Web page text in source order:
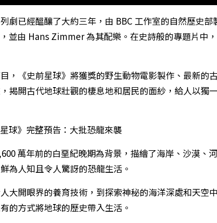
列劇已經醞釀了大約三年，由 BBC 工作室的自然歷史
並由 Hans Zimmer 為其配樂。在史詩般的專題片中
，《史前星球》將獲獎的野生動物電影製作、最新的
揭開古代地球壯觀的棲息地和居民的面紗，給人以獨
萬年前的白堊紀晚期為背景，描繪了海岸、沙漠、
為人知且令人驚訝的恐龍生活。
大開眼界的養育技術，到探索神秘的海洋深處和天空
的方式將地球的歷史帶入生活。